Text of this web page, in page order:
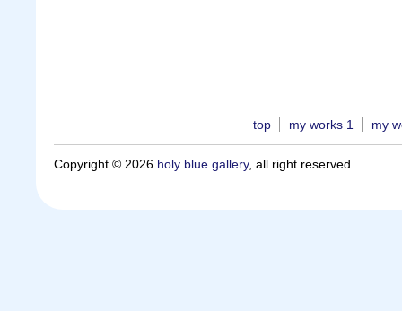
top my works 1 my
Copyright © 2026 holy blue gallery, all right reserved.